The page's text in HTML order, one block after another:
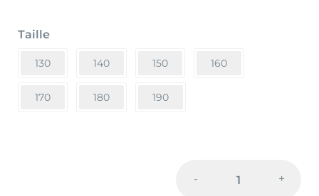
Taille
130 140 150 160
170 180 190
- +